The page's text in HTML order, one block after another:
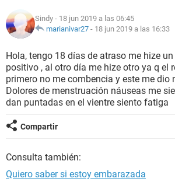
NUTRICIÓN
BIENESTAR
SEXUALIDAD
GLOSARIO
Sindy - 18 jun 2019 a las 06:45
marianivar27 - 18 jun 2019 a las 16:33
Hola, tengo 18 días de atraso me hize
positivo , al otro día me hize otro ya q el
primero no me combencia y este me dio
Dolores de menstruación náuseas me
dan puntadas en el vientre siento fatiga
Compartir
Consulta también:
Quiero saber si estoy embarazada